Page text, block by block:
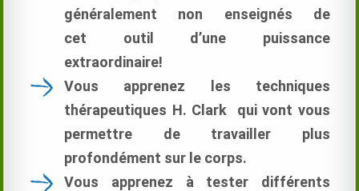
généralement non enseignés de
cet outil d’une puissance
extraordinaire!
Vous apprenez les techniques
thérapeutiques H. Clark qui vont vous
permettre de travailler plus
profondément sur le corps.
Vous apprenez à tester différents